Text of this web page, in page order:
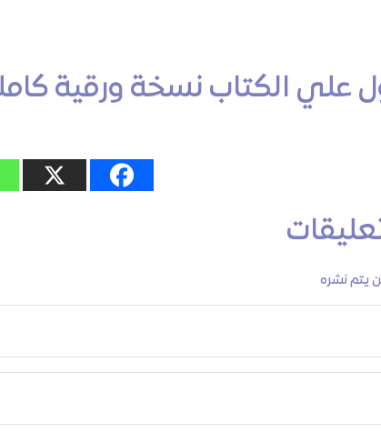
علي الكتاب نسخة ورقية كاملة
يتم نشره